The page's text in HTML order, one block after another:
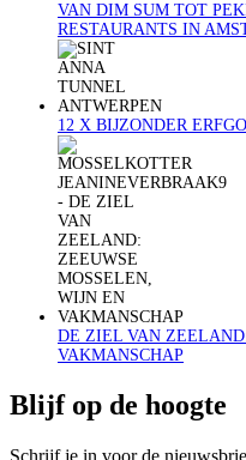
VAN DIM SUM TOT
RESTAURANTS IN
12 X BIJZONDER
DE ZIEL VAN
VAKMANSCHAP
Blijf op de hoogte
Schrijf je in voor de